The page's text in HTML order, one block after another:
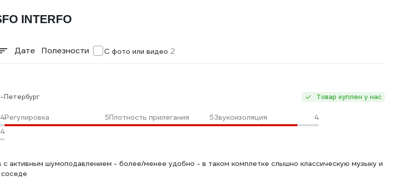
INTERFO
Дате Полезности С фото или видео 2
Петербург Товар куплен у нас
4Регулировка 5Плотность прилегания 5Звукоизоляция
4
4
с активным шумоподавлением - более/менее удобно - в таком комплетке слышно классическую музыку и